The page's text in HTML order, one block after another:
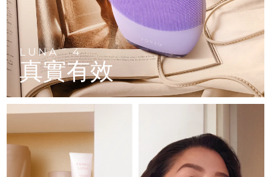
LUNATM4
真實有效
LUNA™ 4 go
For travel or gym bag
LUNA™護膚
Premium cleansers & balm
LUNA™ 設備
All facial cleansing devices
BEAR™ 設備
All premium facelift devices
UFO™ 3 go
Portable red light therapy
面膜
Rejuvenation & hydration
UFO™ 設備
All deep facial hydration devices
issa™ 4 baby
For ages 0-3
issa™ Teeth Whitening Set
ISSA™ 設備
All silicone sonic toothbrushes
FAQ™ 102
Advanced clinical anti-aging
FAQ™ 103
Luxurious clinical anti-aging set
FAQ™ P1 Primer
Manuka honey primer
FAQ™ 202
LED mask
FAQ™ 211
Anti-aging neck & décolleté LED mask
FAQ™ 221
Anti-aging LED hand mask
生髮
FAQ™ 301
LED hair strengthening scalp massager
FAQ™ Scalp Serum
Scalp recovery probiotic serum
FAQ™護膚品
All FAQ™ skincare
肌膚年輕化
FAQ™ 501
Full-Spectrum Red Light Therapy
FAQ™ 502
Full-Spectrum Red Light Therapy
FAQ™ Red Light Serum
保健品
NEW
專業治療
克羅埃西亞 預計送達日期8/8/26
賽普勒斯 預計送達日期8/9/26
捷克 預計送達日期
丹麥 預計送達日期8/8/26
芬蘭 預計送達日期 8/8/26